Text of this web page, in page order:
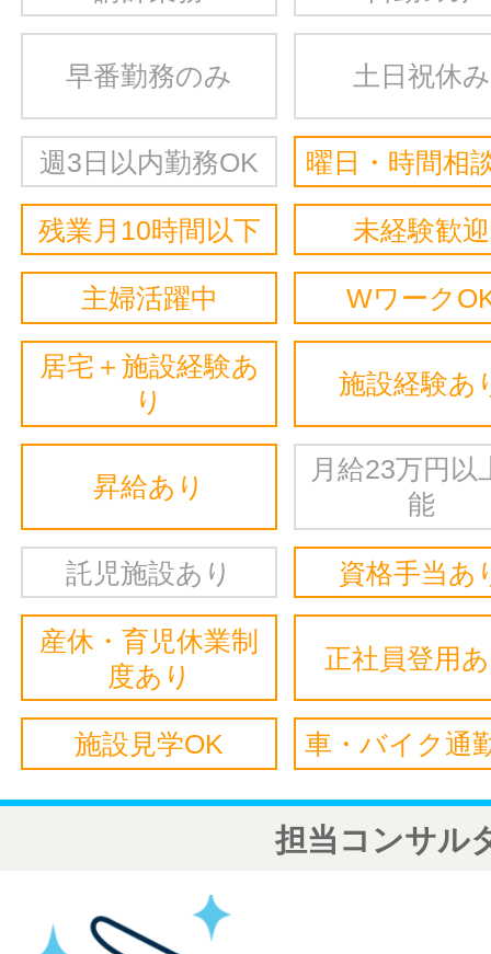
早番勤務のみ 土日祝休み
週3日以内勤務OK 曜日・時間相
残業月10時間以下 未経験歓迎
主婦活躍中 Wワーク
居宅＋施設経験あ
り
施設経験あ
昇給あり
月給23万円以
能
託児施設あり 資格手当あ
産休・育児休業制
度あり
正社員登用
施設見学OK 車・バイク通
担当コンサル